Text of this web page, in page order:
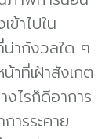
าไปใน
น่ากังวลใด ๆ
าที่เฝ้าสังเกต
ไรก็ดีอาการ
ารระคาย